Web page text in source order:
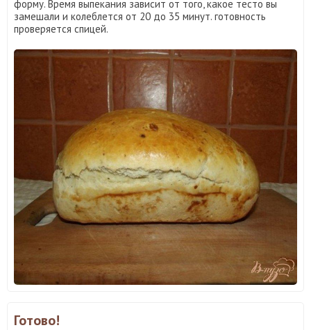
форму. Время выпекания зависит от того, какое тесто вы
замешали и колеблется от 20 до 35 минут. готовность
проверяется спицей.
Готово!